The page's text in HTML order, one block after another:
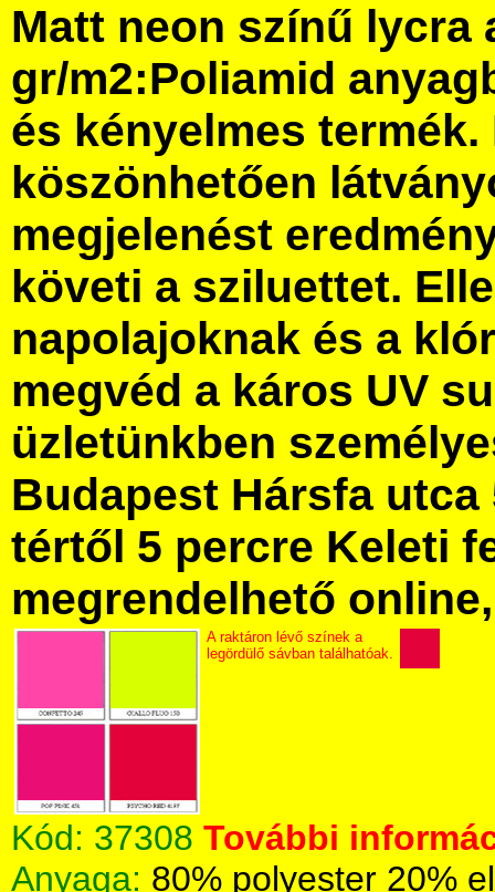
Matt neon színű lycra
gr/m2:Poliamid
és kényelmes
köszönhetően
megjelenést
követi a sziluettet.
napolajoknak és a
megvéd a káros UV
üzletünkben
Budapest Hársfa utca
tértől 5 percre Keleti
megrendelhető
A raktáron lévő színek a
legördülő sávban találhatóak.
Kód: 37308 További
Anyaga: 80% polyester 20%